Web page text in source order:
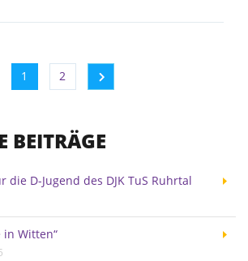
1 2
BEITRÄGE
die D-Jugend des DJK TuS Ruhrtal
in Witten“